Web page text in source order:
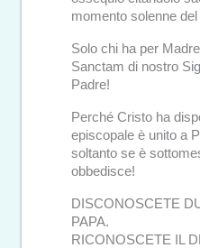
momento solenne del
Solo chi ha per
Sanctam di nostro
Padre!
Perché Cristo ha
episcopale è unito a
soltanto se è
obbedisce!
DISCONOSCETE
PAPA.
RICONOSCETE IL